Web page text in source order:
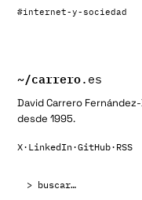
#internet-y-sociedad
~/carrero.es
David Carrero
desde 1995.
X· LinkedIn·GitHub· RSS